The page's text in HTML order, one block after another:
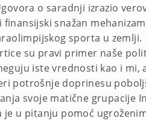
o saradnji izrazio
snažan
sporta u zemlji.
su pravi primer naše
iste vrednosti kao i
potrošnje doprinesu
svoje matične grupacije
u pitanju pomoć